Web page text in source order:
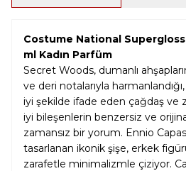
Costume National
ml Kadın Parfüm
Secret Woods, dumanlı
ve deri notalarıyla
iyi şekilde ifade eden çağdaş ve
iyi bileşenlerin benzersiz ve orijinal
zamansız bir yorum. Ennio
tasarlanan ikonik şişe, erkek
zarafetle minimalizmle çiziyor.